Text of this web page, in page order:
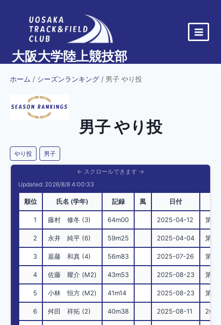
大阪大学陸上競技部
ホーム / シーズンランキング / 男子 やり投
男子 やり投
やり投 男子
Updated: 2026/8/8 4:00:33
順位 氏名 (学年) 記録 風 日付
1 藤村 修冬 (3) 64m00 2025-04-12 第4
2 永井 純平 (6) 59m25 2025-04-04 第
3 嘉藤 和真 (4) 56m83 2025-07-26 第76
4 佐藤 耀介 (M2) 43m53 2025-08-23 第51
5 小林 恒方 (M2) 41m14 2025-08-23 第51
6 舛田 祥拓 (2) 40m38 2025-08-11